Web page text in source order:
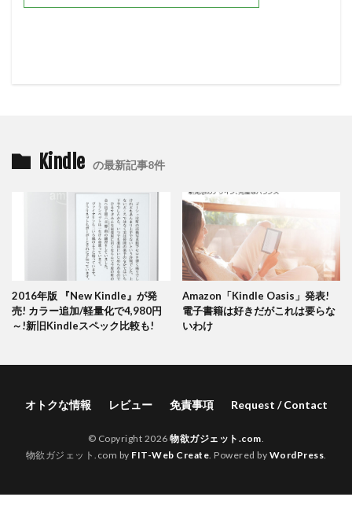
Kindle の最新記事8件
2016年版 『New Kindle』が発
売! カラー追加/軽量化で4,980円
～!新旧Kindleスペック比較も!
Amazon「Kindle Oasis」発表!
電子書籍は好きだがこれは要らな
いわけ
オトクな情報 レビュー 免責事項 Request / Contact
© Copyright 2026物欲ガジェット.com
物欲ガジェット.com by FIT-Web Create . Powered by WordPress